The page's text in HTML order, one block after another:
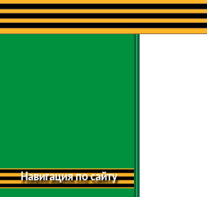
Навигация по сайту